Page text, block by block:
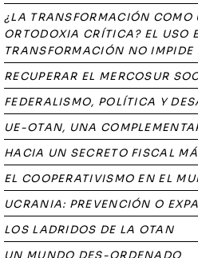
¿LA TRANSFORMACIÓN COMO
ORTODOXIA CRÍTICA? EL USO
TRANSFORMACIÓN NO IMPIDE
RECUPERAR EL MERCOSUR
FEDERALISMO, POLÍTICA Y
UE-OTAN, UNA
HACIA UN SECRETO FISCAL
EL COOPERATIVISMO EN EL
UCRANIA: PREVENCIÓN O
LOS LADRIDOS DE LA OTAN
UN MUNDO DES-ORDENADO